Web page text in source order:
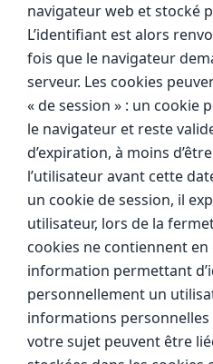
navigateur web et stocké
L’identifiant est alors
fois que le navigateur
serveur. Les cookies
« de session » : un cookie
le navigateur et reste
d’expiration, à moins
l’utilisateur avant cette
un cookie de session, il
utilisateur, lors de la
cookies ne contiennent
information permettant
personnellement un
informations
votre sujet peuvent être